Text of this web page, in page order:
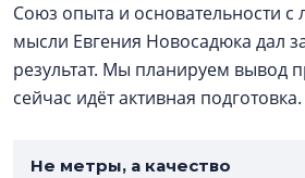
Союз опыта и основательности с
мысли Евгения Новосадюка дал
результат. Мы планируем вывод
сейчас идёт активная подготовка.
Не метры, а качество